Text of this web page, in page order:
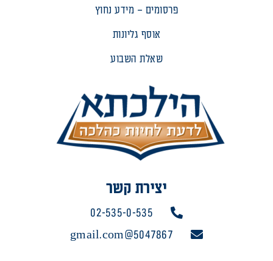
יצירת קשר
02-535-0-535
5047867@gmail.com
פרסומים – מידע נחוץ
אוסף גליונות
שאלת השבוע